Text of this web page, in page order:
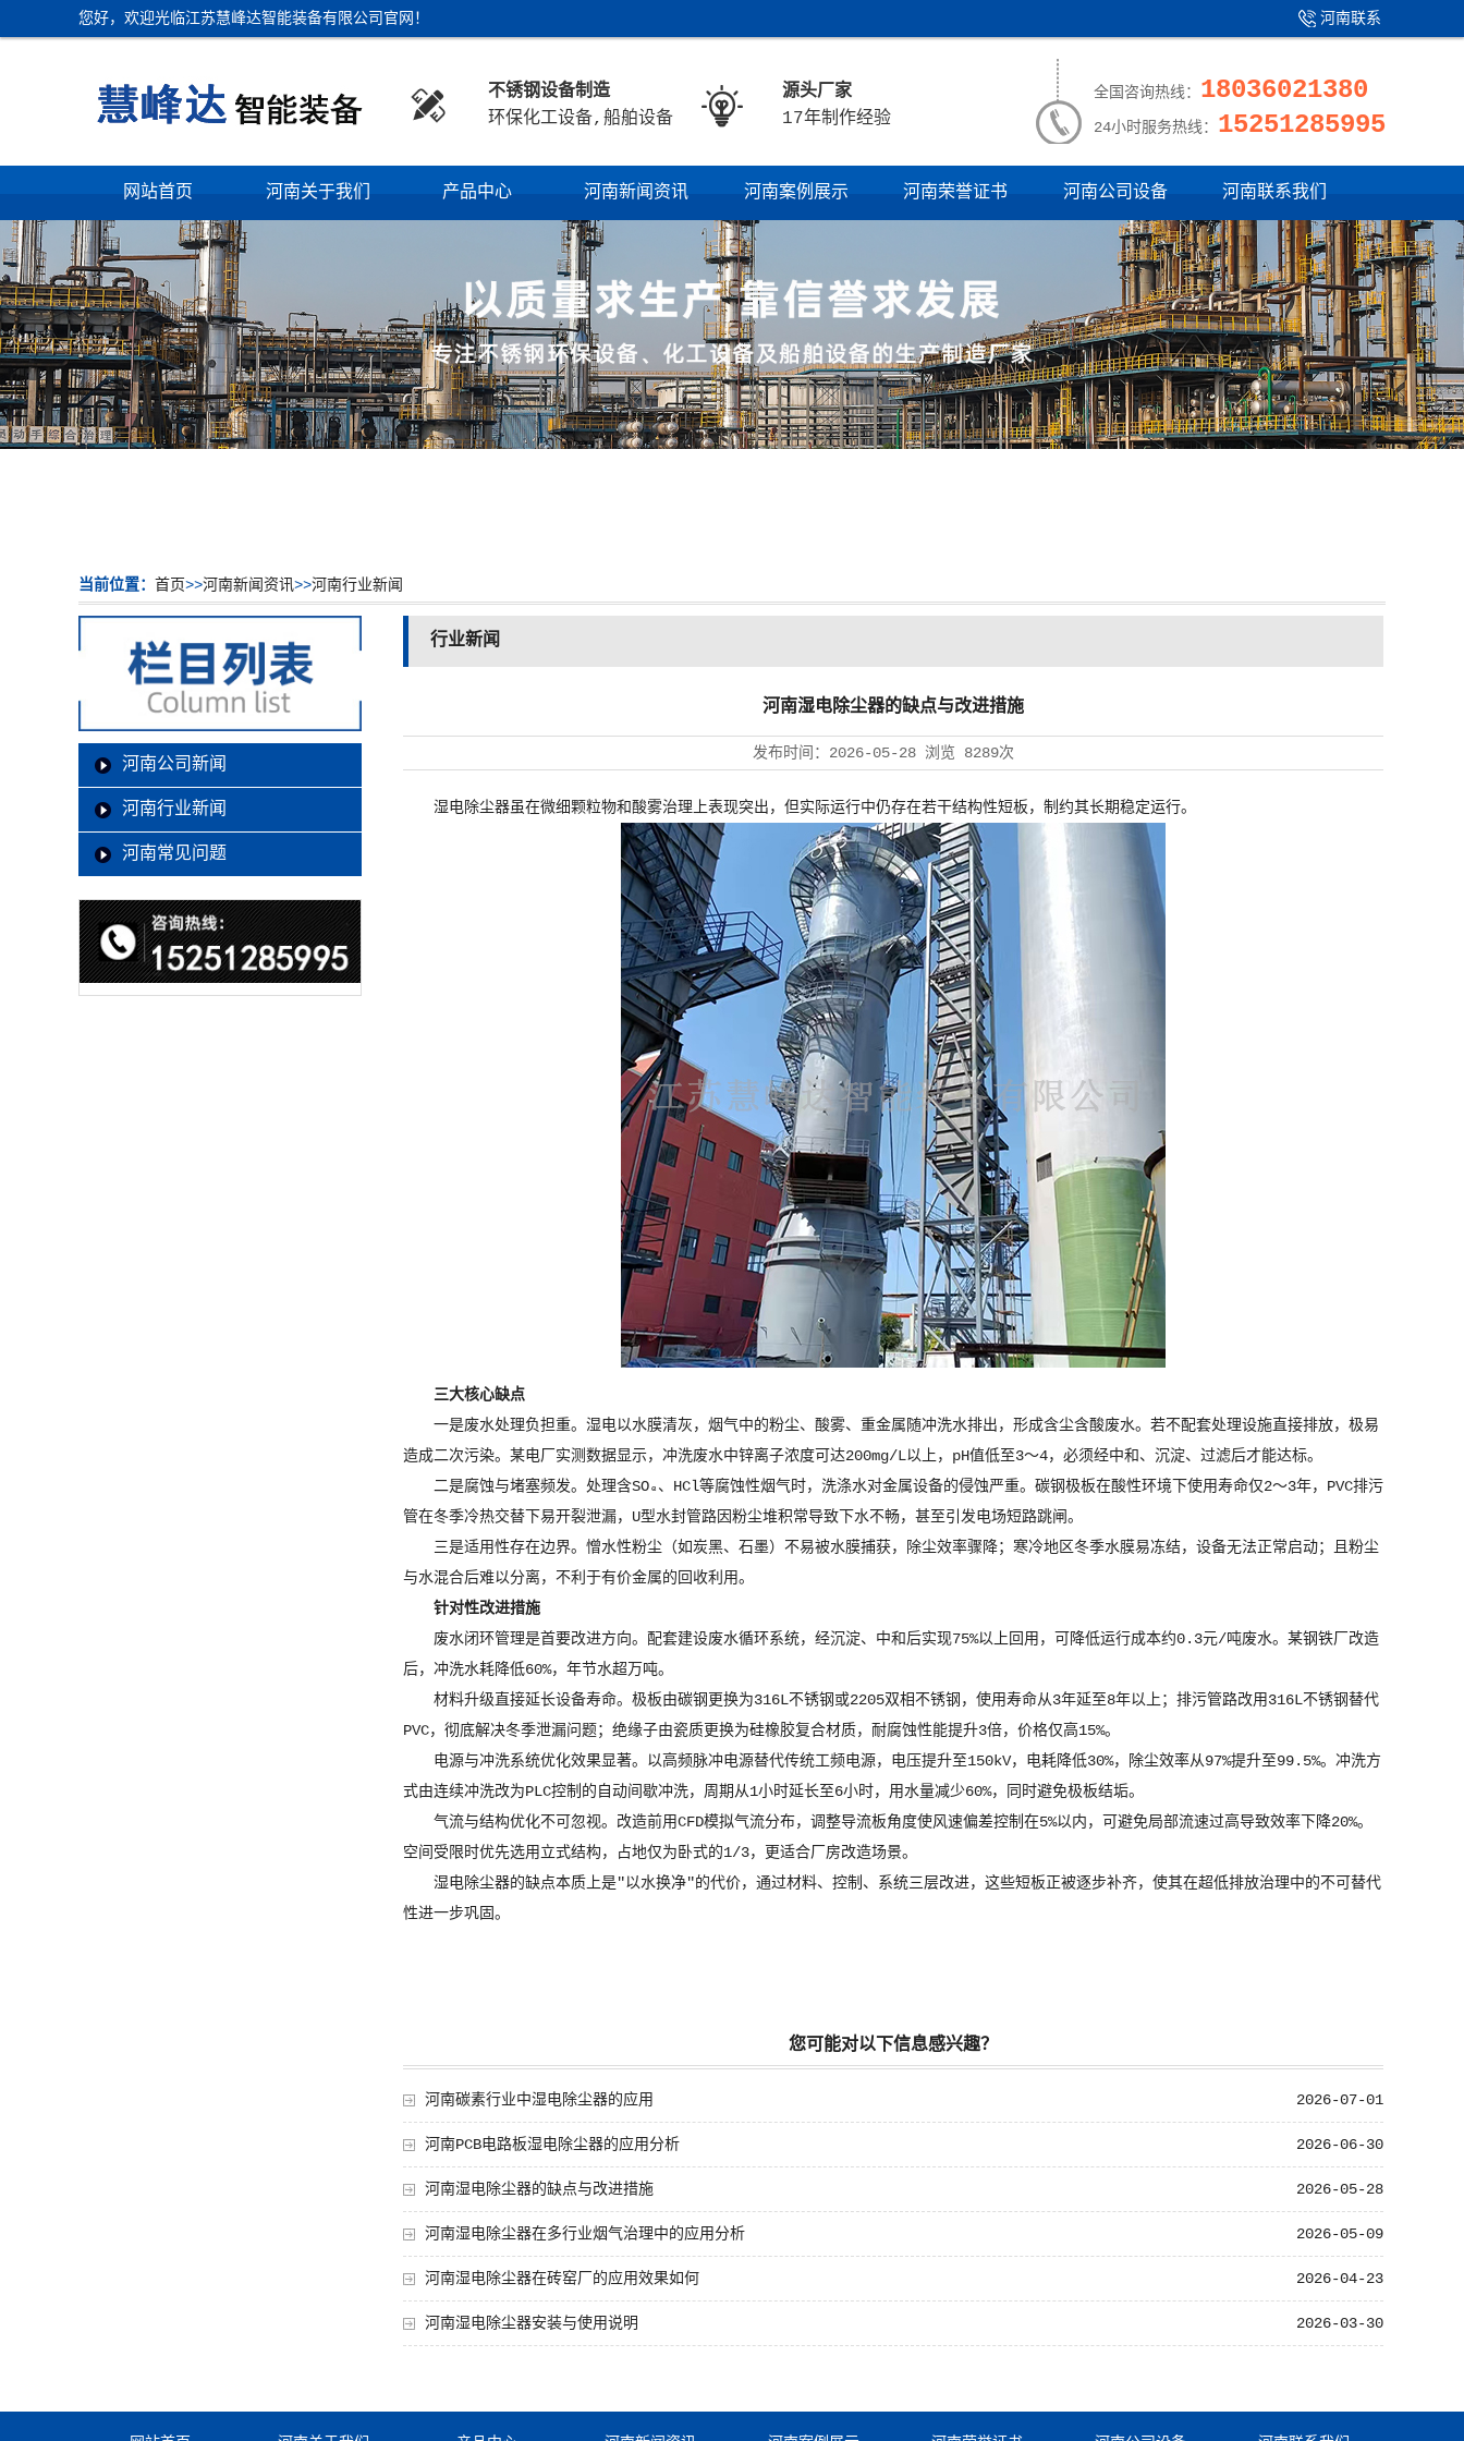
您好，欢迎光临江苏慧峰达智能装备有限公司官网！ 河南联系

不锈钢设备制造
环保化工设备,船舶设备

源头厂家
17年制作经验
全国咨询热线： 18036021380
24小时服务热线： 15251285995
网站首页 河南关于我们 产品中心 河南新闻资讯 河南案例展示 河南荣誉证书 河南公司设备 河南联系我们
当前位置： 首页>>河南新闻资讯>>河南行业新闻
河南公司新闻
河南行业新闻
河南常见问题
行业新闻
河南湿电除尘器的缺点与改进措施
发布时间： 2026-05-28 浏览 8289次
湿电除尘器虽在微细颗粒物和酸雾治理上表现突出，但实际运行中仍存在若干结构性短板，制约其长期稳定运行。
三大核心缺点
一是废水处理负担重。湿电以水膜清灰，烟气中的粉尘、酸雾、重金属随冲洗水排出，形成含尘含酸废水。若不配套处理设施直接排放，极易
造成二次污染。某电厂实测数据显示，冲洗废水中锌离子浓度可达200mg/L以上，pH值低至3～4，必须经中和、沉淀、过滤后才能达标。
二是腐蚀与堵塞频发。处理含SO₃、HCl等腐蚀性烟气时，洗涤水对金属设备的侵蚀严重。碳钢极板在酸性环境下使用寿命仅2～3年，PVC排污
管在冬季冷热交替下易开裂泄漏，U型水封管路因粉尘堆积常导致下水不畅，甚至引发电场短路跳闸。
三是适用性存在边界。憎水性粉尘（如炭黑、石墨）不易被水膜捕获，除尘效率骤降；寒冷地区冬季水膜易冻结，设备无法正常启动；且粉尘
与水混合后难以分离，不利于有价金属的回收利用。
针对性改进措施
废水闭环管理是首要改进方向。配套建设废水循环系统，经沉淀、中和后实现75%以上回用，可降低运行成本约0.3元/吨废水。某钢铁厂改造
后，冲洗水耗降低60%，年节水超万吨。
材料升级直接延长设备寿命。极板由碳钢更换为316L不锈钢或2205双相不锈钢，使用寿命从3年延至8年以上；排污管路改用316L不锈钢替代
PVC，彻底解决冬季泄漏问题；绝缘子由瓷质更换为硅橡胶复合材质，耐腐蚀性能提升3倍，价格仅高15%。
电源与冲洗系统优化效果显著。以高频脉冲电源替代传统工频电源，电压提升至150kV，电耗降低30%，除尘效率从97%提升至99.5%。冲洗方
式由连续冲洗改为PLC控制的自动间歇冲洗，周期从1小时延长至6小时，用水量减少60%，同时避免极板结垢。
气流与结构优化不可忽视。改造前用CFD模拟气流分布，调整导流板角度使风速偏差控制在5%以内，可避免局部流速过高导致效率下降20%。
空间受限时优先选用立式结构，占地仅为卧式的1/3，更适合厂房改造场景。
湿电除尘器的缺点本质上是"以水换净"的代价，通过材料、控制、系统三层改进，这些短板正被逐步补齐，使其在超低排放治理中的不可替代
性进一步巩固。
您可能对以下信息感兴趣？
2026-07-01
河南碳素行业中湿电除尘器的应用
2026-06-30
河南PCB电路板湿电除尘器的应用分析
2026-05-28
河南湿电除尘器的缺点与改进措施
2026-05-09
河南湿电除尘器在多行业烟气治理中的应用分析
2026-04-23
河南湿电除尘器在砖窑厂的应用效果如何
2026-03-30
河南湿电除尘器安装与使用说明